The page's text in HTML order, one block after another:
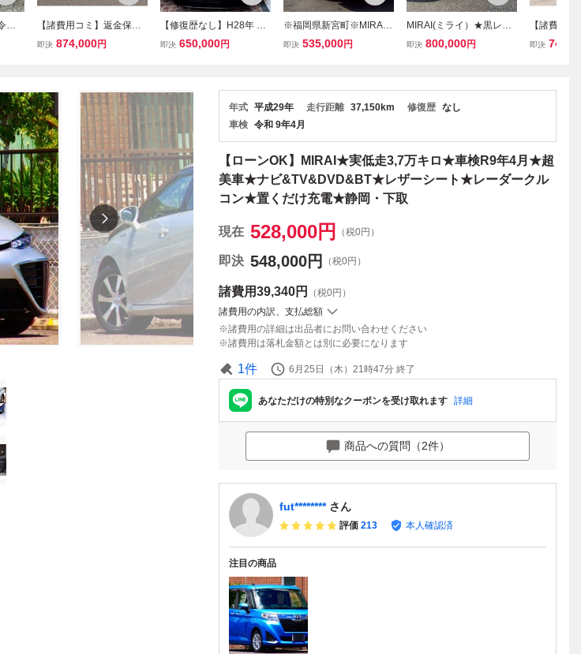
1
☆地
【諸費用コミ】返金保証
付:走行3万km台☆MIRAI
即決 874,000円
【修復歴なし】H28年 TO
YOTA MIRAI★純正ナビ・
コ・バイザー★東京都
即決 650,000円
※福岡県新宮町※MIRAI*
ミライ*水素*車検令和10
即決 535,000円
MIRAI(ミライ）★黒レザ
ーシート★車検長い★24
即決 800,000円
【諸費用
付:H30年
即決
年式 平成29年 走行距離 37,150km 修復歴 なし
車検 令和 9年4月
【ローンOK】MIRAI★実低走3,7万キロ★車検R9年4月★超
美車★ナビ&TV&DVD&BT★レザーシート★レーダークル
コン★置くだけ充電★静岡・下取
現在 528,000円 （税0円）
即決 548,000円 （税0円）
諸費用39,340円
（税0円）
諸費用の内訳、支払総額
諸費用の詳細は出品者にお問い合わせください
諸費用は落札金額とは別に必要になります
1件 6月25日（木）21時47分 終了
あなただけの特別なクーポンを受け取れます 詳細
商品への質問（2件）
fut******** さん
評価 213 本人確認済
注目の商品